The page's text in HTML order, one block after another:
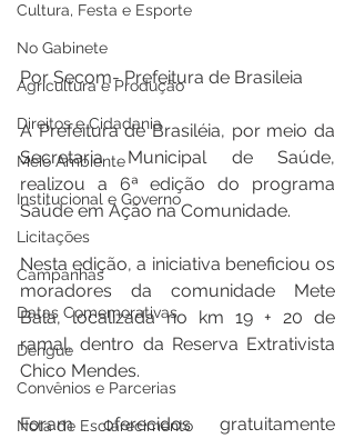
Cultura, Festa e Esporte
No Gabinete
Agricultura e Produção
Direitos e Cidadania
Meio Ambiente
Institucional e Governo
Licitações
Campanhas
Datas Comemorativas
Dengue
Convênios e Parcerias
Nota de Esclarecimento
Por Secom- Prefeitura de Brasileia
A Prefeitura de Brasiléia, por meio da
Secretaria Municipal de Saúde,
realizou a 6ª edição do programa
Saúde em Ação na Comunidade.
Nesta edição, a iniciativa beneficiou os
moradores da comunidade Mete
Bala, localizada no km 19 + 20 de
ramal, dentro da Reserva Extrativista
Chico Mendes.
Foram oferecidos gratuitamente